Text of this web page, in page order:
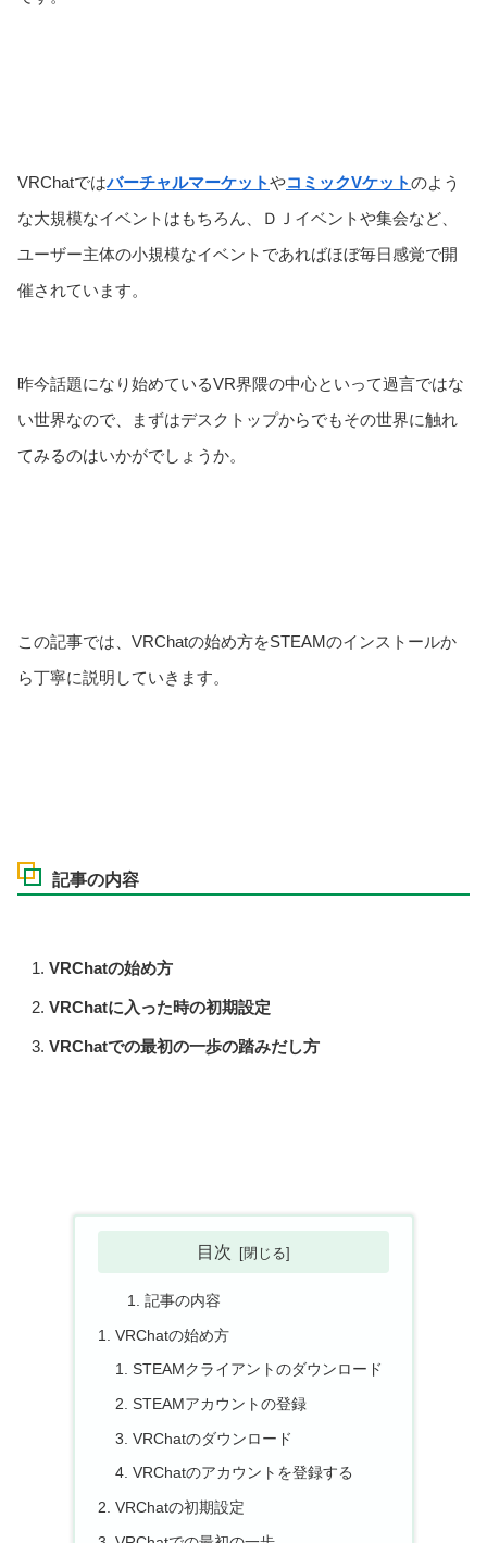
VRChatではバーチャルマーケットやコミックVケットのよう
な大規模なイベントはもちろん、ＤＪイベントや集会など、
ユーザー主体の小規模なイベントであればほぼ毎日感覚で開
催されています。
昨今話題になり始めているVR界隈の中心といって過言ではな
い世界なので、まずはデスクトップからでもその世界に触れ
てみるのはいかがでしょうか。
この記事では、VRChatの始め方をSTEAMのインストールか
ら丁寧に説明していきます。
記事の内容
VRChatの始め方
VRChatに入った時の初期設定
VRChatでの最初の一歩の踏みだし方
目次
記事の内容
VRChatの始め方
STEAMクライアントのダウンロード
STEAMアカウントの登録
VRChatのダウンロード
VRChatのアカウントを登録する
VRChatの初期設定